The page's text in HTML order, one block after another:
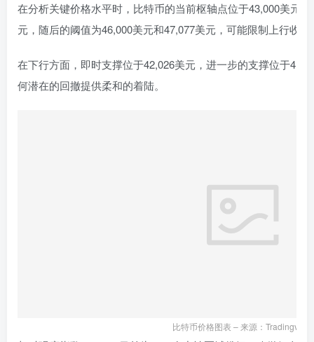
在分析关键价格水平时，比特币的当前枢轴点位于43,000美元
元，随后的阈值为46,000美元和47,077美元，可能限制上行收益
在下行方面，即时支撑位于42,026美元，进一步的支撑位于
何潜在的回撤提供柔和的着陆。
比特币价格图表 – 来源：Tradingview